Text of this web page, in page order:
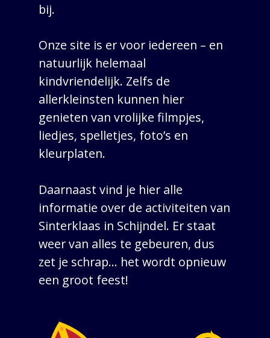
bij.
Onze site is er voor iedereen – en
natuurlijk helemaal
kindvriendelijk. Zelfs de
allerkleinsten kunnen hier
genieten van vrolijke filmpjes,
liedjes, spelletjes, foto’s en
kleurplaten.
Daarnaast vind je hier alle
informatie over de activiteiten van
Sinterklaas in Schijndel. Er staat
weer van alles te gebeuren, dus
zet je schrap… het wordt opnieuw
een groot feest!